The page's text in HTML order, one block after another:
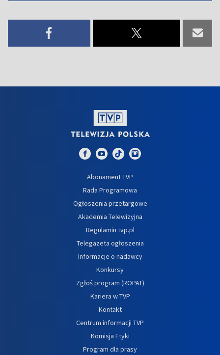
Abonament TVP
Rada Programowa
Ogłoszenia przetargowe
Akademia Telewizyjna
Regulamin tvp.pl
Telegazeta ogłoszenia
Informacje o nadawcy
Konkursy
Zgłoś program (ROPAT)
Kariera w TVP
Kontakt
Centrum informacji TVP
Komisja Etyki
Program dla prasy